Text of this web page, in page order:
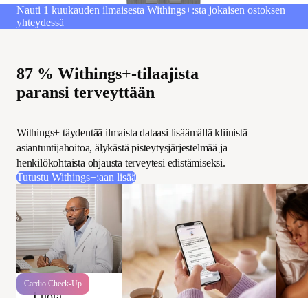
Nauti 1 kuukauden ilmaisesta Withings+:sta jokaisen ostoksen
yhteydessä
87 % Withings+-tilaajista
paransi terveyttään
Withings+ täydentää ilmaista dataasi lisäämällä kliinistä
asiantuntijahoitoa, älykästä pisteytysjärjestelmää ja
henkilökohtaista ohjausta terveytesi edistämiseksi.
Tutustu Withings+:aan lisää
Cardio Check-Up